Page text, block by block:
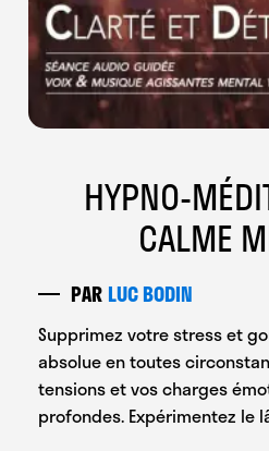
HYPNO-
CALME
PARLUC BODIN
Supprimez votre stress et
absolue en toutes
tensions et vos charges
profondes. Expérimentez le